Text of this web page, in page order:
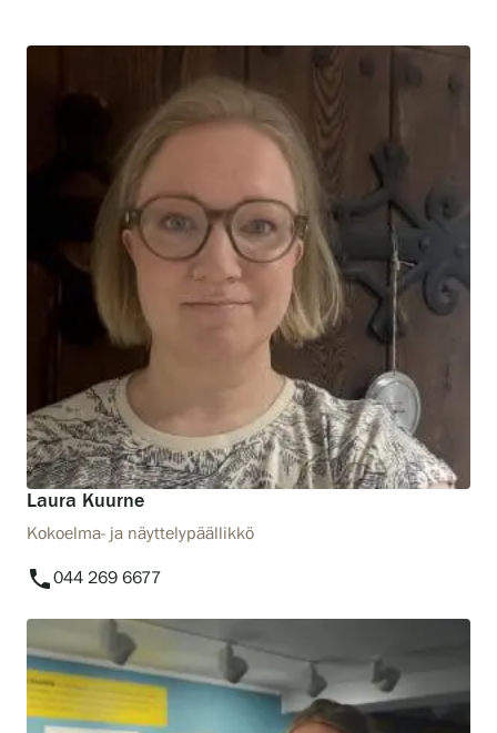
Laura Kuurne
Kokoelma- ja näyttelypäällikkö
phone044 269 6677